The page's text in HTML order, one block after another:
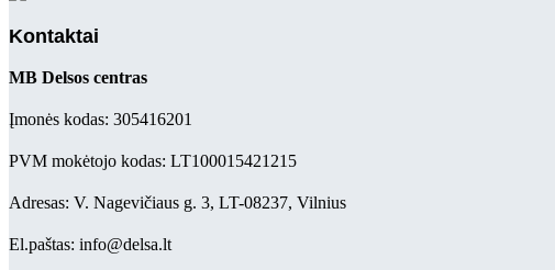
Kontaktai
MB Delsos centras
Įmonės kodas: 305416201
PVM mokėtojo kodas: LT100015421215
Adresas: V. Nagevičiaus g. 3, LT-08237, Vilnius
El.paštas: info@delsa.lt